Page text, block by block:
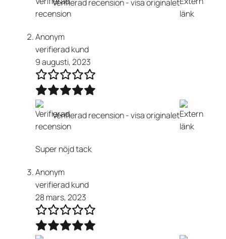
Verifierad recension -visa originalet
Anonym
verifierad kund
9 augusti, 2023
Verifierad recension -visa originalet
Super nöjd tack
Anonym
verifierad kund
28 mars, 2023